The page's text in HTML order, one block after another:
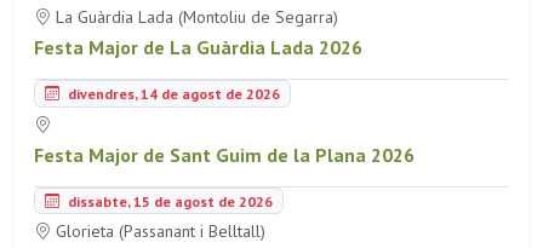
La Guàrdia Lada (Montoliu de Segarra)
Festa Major de La Guàrdia Lada 2026
divendres, 14 de agost de 2026
Festa Major de Sant Guim de la Plana 2026
dissabte, 15 de agost de 2026
Glorieta (Passanant i Belltall)